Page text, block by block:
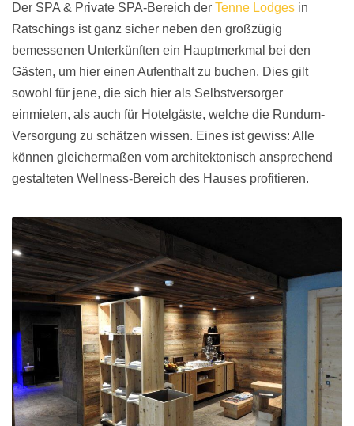
Der SPA & Private SPA-Bereich der Tenne Lodges in
Ratschings ist ganz sicher neben den großzügig
bemessenen Unterkünften ein Hauptmerkmal bei den
Gästen, um hier einen Aufenthalt zu buchen. Dies gilt
sowohl für jene, die sich hier als Selbstversorger
einmieten, als auch für Hotelgäste, welche die Rundum-
Versorgung zu schätzen wissen. Eines ist gewiss: Alle
können gleichermaßen vom architektonisch ansprechend
gestalteten Wellness-Bereich des Hauses profitieren.